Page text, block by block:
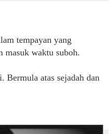
tempayan yang
masuk waktu suboh.
Bermula atas sejadah dan